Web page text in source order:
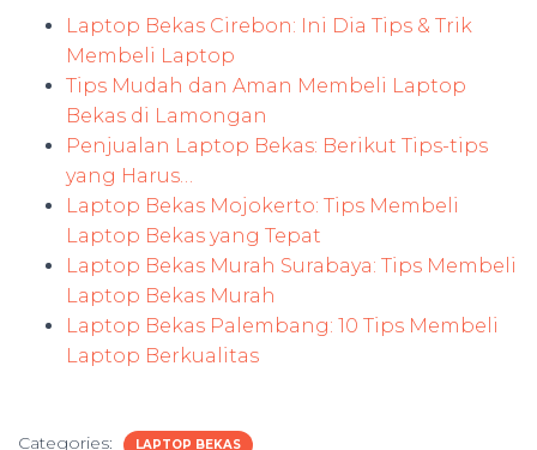
Laptop Bekas Cirebon: Ini Dia Tips & Trik
Membeli Laptop
Tips Mudah dan Aman Membeli Laptop
Bekas di Lamongan
Penjualan Laptop Bekas: Berikut Tips-tips
yang Harus…
Laptop Bekas Mojokerto: Tips Membeli
Laptop Bekas yang Tepat
Laptop Bekas Murah Surabaya: Tips Membeli
Laptop Bekas Murah
Laptop Bekas Palembang: 10 Tips Membeli
Laptop Berkualitas
Categories: LAPTOP BEKAS